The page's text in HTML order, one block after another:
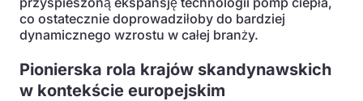
co ostatecznie doprowadziłoby do bardziej
dynamicznego wzrostu w całej branży.
Pionierska rola krajów skandynawskich
w kontekście europejskim